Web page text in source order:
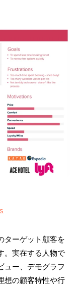
ターゲット顧客を
。実在する人物で
ュー、デモグラフ
想の顧客特性や行